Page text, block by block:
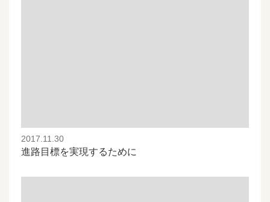
2017.11.30
進路目標を実現するために